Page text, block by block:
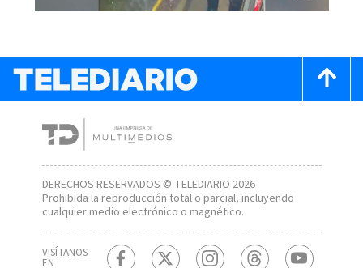
DERECHOS RESERVADOS © TELEDIARIO 2026
Prohibida la reproducción total o parcial, incluyendo
cualquier medio electrónico o magnético.
VISÍTANOS
EN